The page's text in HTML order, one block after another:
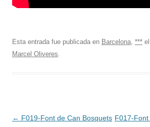
Esta entrada fue publicada en Barcelona, *** el
Marcel Oliveres.
Navegación
← F019-Font de Can Bosquets F017-